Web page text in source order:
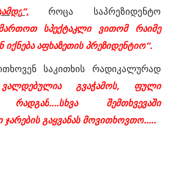
“, როცა
საპრეზიდენტო
სპექტაკლი ვითომ
რაიმე
იქნება აფხაზეთის პრეზიდენტიო“.
საკითხის
რადიკალურად
ვალდებულია გვაჭამოს, ფული
რადგან....სხვა
შემთხვევაში
ჯარების გაყვანას მოვითხოვთო.....